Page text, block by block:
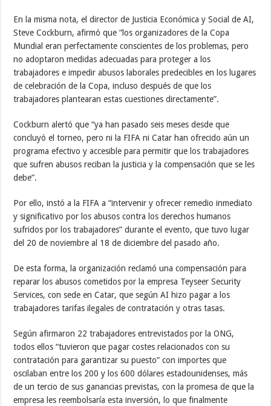
En la misma nota, el director de Justicia Económica y Social de AI,
Steve Cockburn, afirmó que “los organizadores de la Copa
Mundial eran perfectamente conscientes de los problemas, pero
no adoptaron medidas adecuadas para proteger a los
trabajadores e impedir abusos laborales predecibles en los lugares
de celebración de la Copa, incluso después de que los
trabajadores plantearan estas cuestiones directamente”.
Cockburn alertó que “ya han pasado seis meses desde que
concluyó el torneo, pero ni la FIFA ni Catar han ofrecido aún un
programa efectivo y accesible para permitir que los trabajadores
que sufren abusos reciban la justicia y la compensación que se les
debe”.
Por ello, instó a la FIFA a “intervenir y ofrecer remedio inmediato
y significativo por los abusos contra los derechos humanos
sufridos por los trabajadores” durante el evento, que tuvo lugar
del 20 de noviembre al 18 de diciembre del pasado año.
De esta forma, la organización reclamó una compensación para
reparar los abusos cometidos por la empresa Teyseer Security
Services, con sede en Catar, que según AI hizo pagar a los
trabajadores tarifas ilegales de contratación y otras tasas.
Según afirmaron 22 trabajadores entrevistados por la ONG,
todos ellos “tuvieron que pagar costes relacionados con su
contratación para garantizar su puesto” con importes que
oscilaban entre los 200 y los 600 dólares estadounidenses, más
de un tercio de sus ganancias previstas, con la promesa de que la
empresa les reembolsaría esta inversión, lo que finalmente